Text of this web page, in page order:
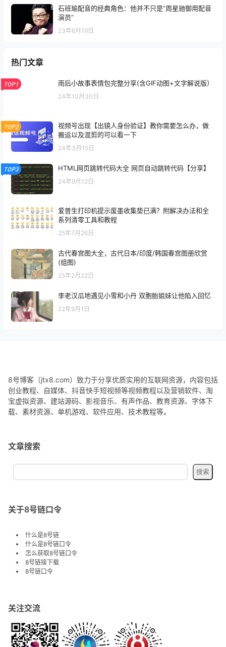
石班瑜配音的经典角色：他并不只是“周星驰御用配音
演员”
23年6月19日
热门文章
TOP1 雨后小故事表情包完整分享(含GIF动图+文字解说版）
24年10月30日
TOP2
视频号出现【出镜人身份验证】教你需要怎么办，做
搬运以及混剪的可以看一下
24年3月15日
TOP3 HTML网页跳转代码大全 网页自动跳转代码【分享】
24年9月12日
爱普生打印机提示废墨收集垫已满？附解决办法和全
系列清零工具和教程
25年7月26日
古代春宫图大全，古代日本/印度/韩国春宫图册欣赏
(组图)
25年2月22日
李老汉瓜地遇见小雪和小丹 双胞胎姐妹让他陷入回忆
22年9月1日
8号博客（jtx8.com）致力于分享优质实用的互联网资源，内容包括
创业教程、自媒体、抖音快手短视频等视频教程以及营销软件、淘
宝虚拟资源、建站源码、影视音乐、有声作品、教育资源、字体下
载、素材资源、单机游戏、软件应用、技术教程等。
文章搜索
关于8号链口令
什么是8号链
什么是8号链口令
怎么获取8号链口令
8号链接下载
8号链口令
关注交流